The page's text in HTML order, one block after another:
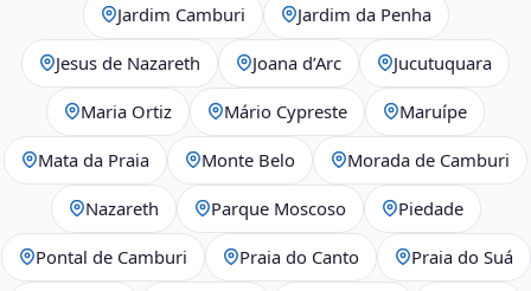
Jardim Camburi Jardim da Penha
Jesus de Nazareth Joana d’Arc Jucutuquara
Maria Ortiz Mário Cypreste Maruípe
Mata da Praia Monte Belo Morada de Camburi
Nazareth Parque Moscoso Piedade
Pontal de Camburi Praia do Canto Praia do Suá